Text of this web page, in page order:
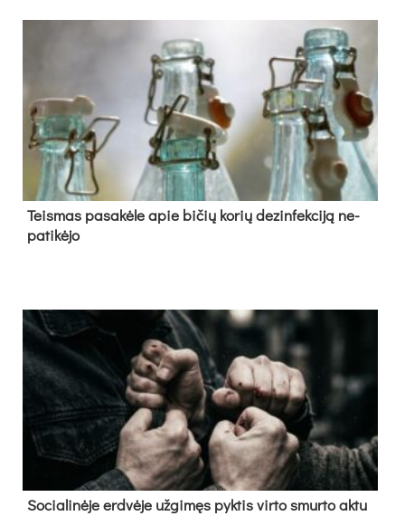
Teis­mas pa­sa­kė­le apie bi­čių ko­rių de­zin­fek­ci­ją ne­
pa­ti­kė­jo
So­cia­li­nė­je erd­vė­je už­gi­męs pyk­tis vir­to smur­to ak­tu